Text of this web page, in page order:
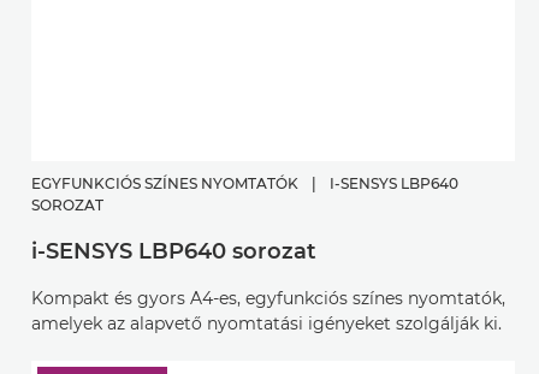
EGYFUNKCIÓS SZÍNES NYOMTATÓK
I-SENSYS LBP640
SOROZAT
i-SENSYS LBP640 sorozat
Kompakt és gyors A4-es, egyfunkciós színes nyomtatók,
amelyek az alapvető nyomtatási igényeket szolgálják ki.